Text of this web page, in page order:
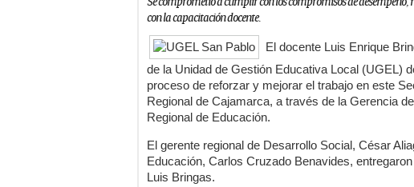
con la capacitación docente.
El docente Luis Enrique
de la Unidad de Gestión Educativa Local (UGEL)
proceso de reforzar y mejorar el trabajo en este
Regional de Cajamarca, a través de la Gerencia
Regional de Educación.
El gerente regional de Desarrollo Social, César
Educación, Carlos Cruzado Benavides,
Luis Bringas.